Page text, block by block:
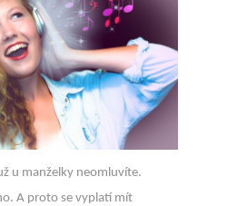
u manželky neomluvíte.
A proto se vyplatí mít